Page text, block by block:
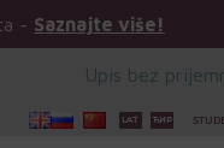
bez prijemnog ispita -
Upis bez